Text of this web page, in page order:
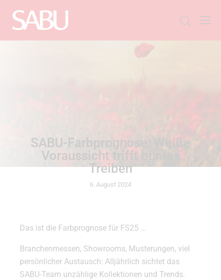
SABU-Farbprognose: Weiße
Voraussicht trifft buntes
Treiben
6. August 2024
Das ist die Farbprognose für FS25 …
Branchenmessen, Showrooms, Musterungen, viel
persönlicher Austausch: Alljährlich sichtet das
SABU-Team unzählige Kollektionen und Trends.